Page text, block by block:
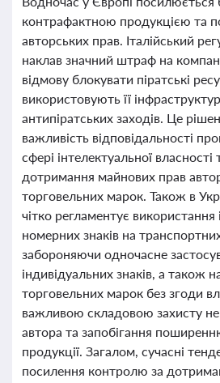
контрафактною продукцією та
авторських прав. Італійський
наклав значний штраф на
відмову блокувати піратські
використовують її
антипіратських заходів. Це
важливість відповідальності
сфері інтелектуальної власності
дотримання майнових прав
торговельних марок. Також в
чітко регламентує використання
номерних знаків на
забороняючи одночасне
індивідуальних знаків, а також
торговельних марок без згоди
важливою складовою захисту
автора та запобігання
продукції. Загалом, сучасні
посилення контролю за